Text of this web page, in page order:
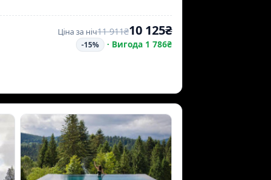
Ціна за ніч11 911₴10 125₴
-15% · Вигода 1 786₴